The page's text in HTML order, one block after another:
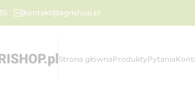
kontakt@agrishop.pl
Strona głównaProduktyPytania